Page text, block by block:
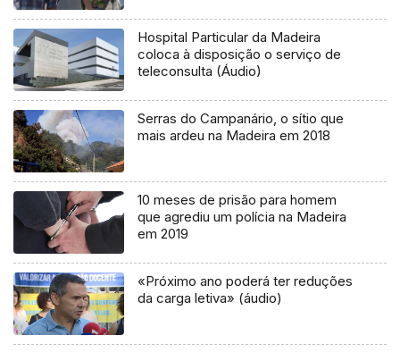
Hospital Particular da Madeira
coloca à disposição o serviço de
teleconsulta (Áudio)
Serras do Campanário, o sítio que
mais ardeu na Madeira em 2018
10 meses de prisão para homem
que agrediu um polícia na Madeira
em 2019
«Próximo ano poderá ter reduções
da carga letiva» (áudio)